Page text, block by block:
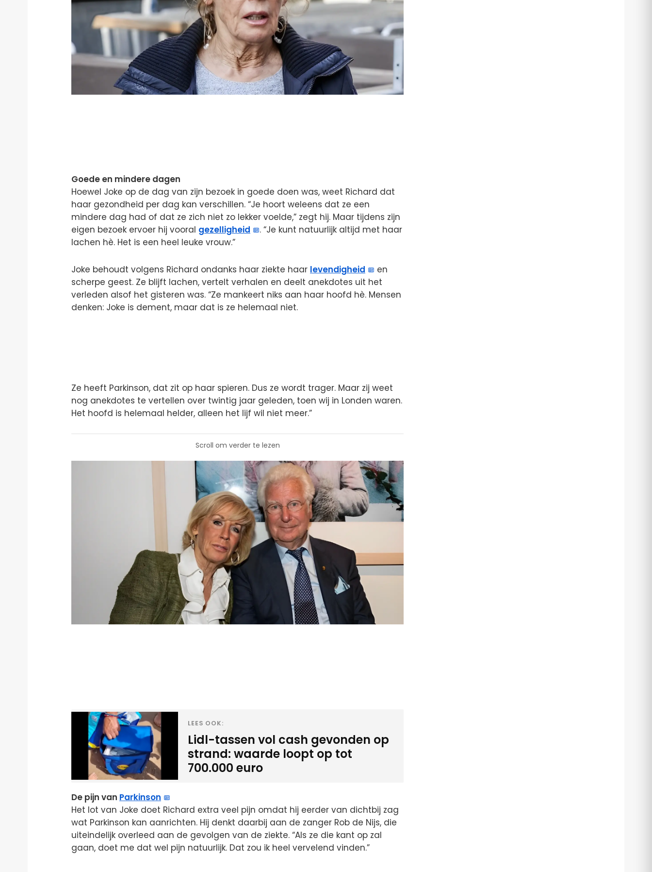
Goede en mindere dagen
Hoewel Joke op de dag van zijn bezoek in goede doen was, weet Richard dat
haar gezondheid per dag kan verschillen. “Je hoort weleens dat ze een
mindere dag had of dat ze zich niet zo lekker voelde,” zegt hij. Maar tijdens zijn
eigen bezoek ervoer hij vooral gezelligheid
. “Je kunt natuurlijk altijd met haar
lachen hè. Het is een heel leuke vrouw.”
Joke behoudt volgens Richard ondanks haar ziekte haar levendigheid
en
scherpe geest. Ze blijft lachen, vertelt verhalen en deelt anekdotes uit het
verleden alsof het gisteren was. “Ze mankeert niks aan haar hoofd hè. Mensen
denken: Joke is dement, maar dat is ze helemaal niet.
Ze heeft Parkinson, dat zit op haar spieren. Dus ze wordt trager. Maar zij weet
nog anekdotes te vertellen over twintig jaar geleden, toen wij in Londen waren.
Het hoofd is helemaal helder, alleen het lijf wil niet meer.”
Scroll om verder te lezen
LEES OOK:
Lidl-tassen vol cash gevonden op
strand: waarde loopt op tot
700.000 euro
De pijn van Parkinson
Het lot van Joke doet Richard extra veel pijn omdat hij eerder van dichtbij zag
wat Parkinson kan aanrichten. Hij denkt daarbij aan de zanger Rob de Nijs, die
uiteindelijk overleed aan de gevolgen van de ziekte. “Als ze die kant op zal
gaan, doet me dat wel pijn natuurlijk. Dat zou ik heel vervelend vinden.”